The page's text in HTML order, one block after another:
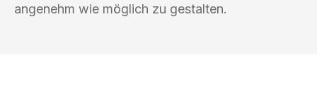
angenehm wie möglich zu gestalten.